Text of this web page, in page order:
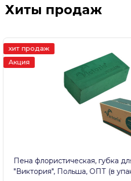
Хиты продаж
хит продаж
Топпер «5+» 5,5*5см,
10 штук) Красный